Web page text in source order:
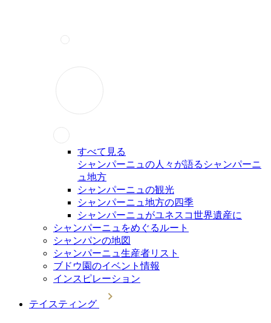
すべて見る
シャンパーニュの人々が語るシャンパーニ
ュ地方
シャンパーニュの観光
シャンパーニュ地方の四季
シャンパーニュがユネスコ世界遺産に
シャンパーニュをめぐるルート
シャンパンの地図
シャンパーニュ生産者リスト
ブドウ園のイベント情報
インスピレーション
テイスティング